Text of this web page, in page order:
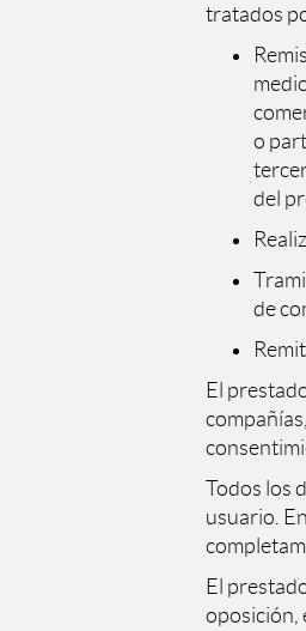
tratados
o
del
de
El
Todos los
usuario.
El
oposición,